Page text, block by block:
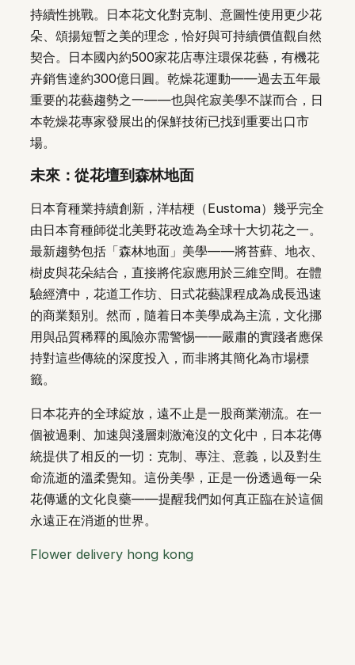
持續性挑戰。日本花文化對克制、意圖性使用更少花
朵、頌揚短暫之美的理念，恰好與可持續價值觀自然
契合。日本國內約500家花店專注環保花藝，有機花
卉銷售達約300億日圓。乾燥花運動——過去五年最
重要的花藝趨勢之一——也與侘寂美學不謀而合，日
本乾燥花專家發展出的保鮮技術已找到重要出口市
場。
未來：從花壇到森林地面
日本育種業持續創新，洋桔梗（Eustoma）幾乎完全
由日本育種師從北美野花改造為全球十大切花之一。
最新趨勢包括「森林地面」美學——將苔蘚、地衣、
樹皮與花朵結合，直接將侘寂應用於三維空間。在體
驗經濟中，花道工作坊、日式花藝課程成為成長迅速
的商業類別。然而，隨着日本美學成為主流，文化挪
用與品質稀釋的風險亦需警惕——嚴肅的實踐者應保
持對這些傳統的深度投入，而非將其簡化為市場標
籤。
日本花卉的全球綻放，遠不止是一股商業潮流。在一
個被過剩、加速與淺層刺激淹沒的文化中，日本花傳
統提供了相反的一切：克制、專注、意義，以及對生
命流逝的溫柔覺知。這份美學，正是一份透過每一朵
花傳遞的文化良藥——提醒我們如何真正臨在於這個
永遠正在消逝的世界。
Flower delivery hong kong